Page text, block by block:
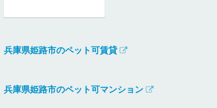
兵庫県姫路市のペット可賃貸
兵庫県姫路市のペット可マンション